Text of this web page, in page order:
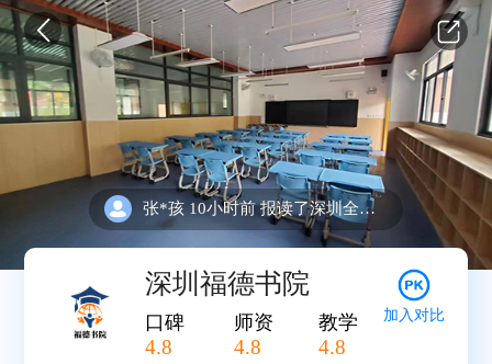
姚*士 8天前 报读了深圳全日制中考复读招生简章
张*孩 10小时前 报读了深圳全日制中考复读招生简章
王*霏 8天前 报读了深圳全日制中考复读招生简章
姚*士 8天前 报读了深圳全日制中考复读招生简章
张*孩 10小时前 报读了深圳全日制中考复读招生简章
深圳福德书院
口碑
4.8
师资
4.8
教学
4.8
加入对比